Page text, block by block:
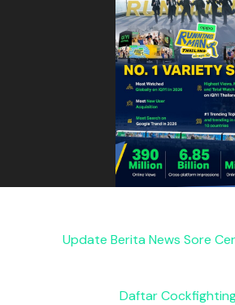
Update Berita News Sore
Daftar